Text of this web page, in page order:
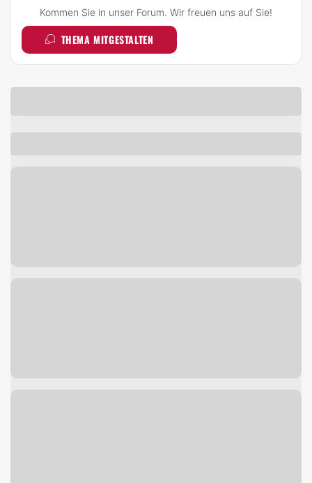
Kommen Sie in unser Forum. Wir freuen uns auf Sie!
THEMA MITGESTALTEN